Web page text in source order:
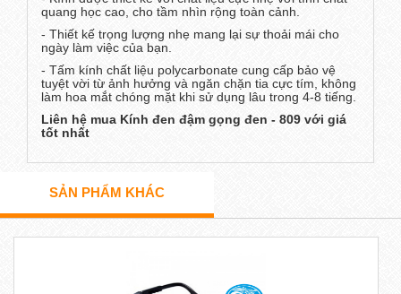
- Kính được thiết kế với chất liệu cực nhẹ với tính chất
quang học cao, cho tầm nhìn rộng toàn cảnh.
- Thiết kế trọng lượng nhẹ mang lại sự thoải mái cho
ngày làm việc của bạn.
- Tấm kính chất liệu polycarbonate cung cấp bảo vệ
tuyệt vời từ ảnh hưởng và ngăn chặn tia cực tím, không
làm hoa mắt chóng mặt khi sử dụng lâu trong 4-8 tiếng.
Liên hệ mua Kính đen đậm gọng đen - 809 với giá
tốt nhất
SẢN PHẨM KHÁC